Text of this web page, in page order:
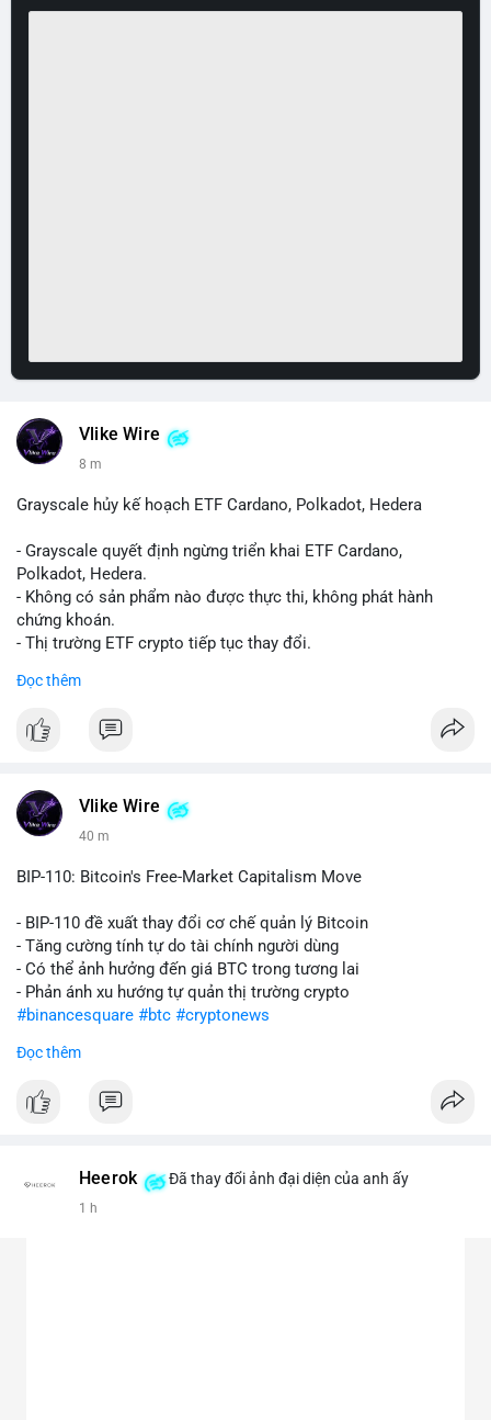
Vlike Wire
8 m
Grayscale hủy kế hoạch ETF Cardano, Polkadot, Hedera
- Grayscale quyết định ngừng triển khai ETF Cardano,
Polkadot, Hedera.
- Không có sản phẩm nào được thực thi, không phát hành
chứng khoán.
- Thị trường ETF crypto tiếp tục thay đổi.
📰 Nguồn: CoinDesk
Đọc thêm
Vlike Wire
40 m
BIP-110: Bitcoin's Free-Market Capitalism Move
- BIP-110 đề xuất thay đổi cơ chế quản lý Bitcoin
- Tăng cường tính tự do tài chính người dùng
- Có thể ảnh hưởng đến giá BTC trong tương lai
- Phản ánh xu hướng tự quản thị trường crypto
#binancesquare #btc #cryptonews
$btc
#vlikevn #titanbot
Đọc thêm
Heerok Đã thay đổi ảnh đại diện của anh ấy
1 h